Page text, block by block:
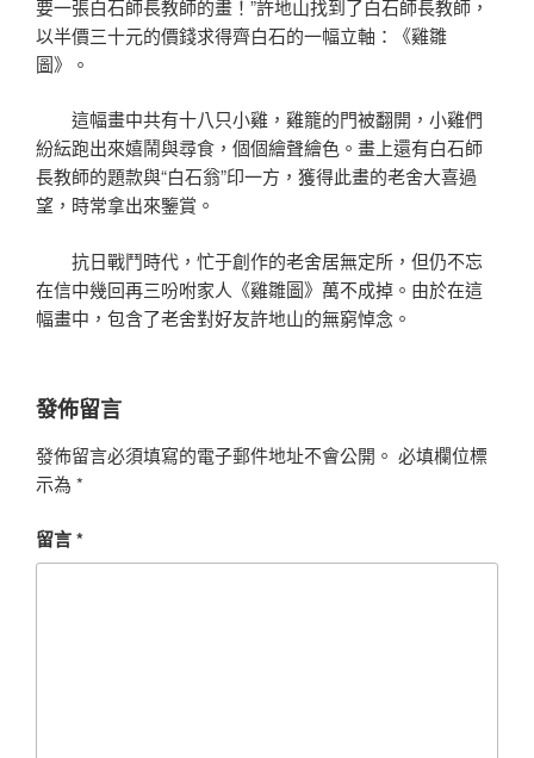
要一張白石師長教師的畫！”許地山找到了白石師長教師，
以半價三十元的價錢求得齊白石的一幅立軸：《雞雛
圖》。
這幅畫中共有十八只小雞，雞籠的門被翻開，小雞們
紛紜跑出來嬉鬧與尋食，個個繪聲繪色。畫上還有白石師
長教師的題款與“白石翁”印一方，獲得此畫的老舍大喜過
望，時常拿出來鑒賞。
抗日戰鬥時代，忙于創作的老舍居無定所，但仍不忘
在信中幾回再三吩咐家人《雞雛圖》萬不成掉。由於在這
幅畫中，包含了老舍對好友許地山的無窮悼念。
發佈留言
發佈留言必須填寫的電子郵件地址不會公開。 必填欄位標
示為 *
留言*